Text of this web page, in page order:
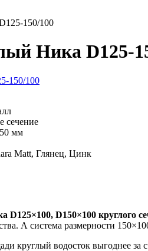
150/100
Ника D125-
сечение
мм
Matt, Глянец, Цинк
D125×100, D150×100 круглого
А система размерности
круглый водосток выгоднее за